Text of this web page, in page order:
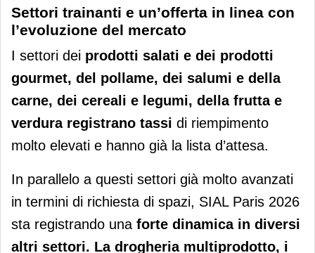
Settori trainanti e un’offerta in linea con
l’evoluzione del mercato
I settori dei prodotti salati e dei prodotti
gourmet, del pollame, dei salumi e della
carne, dei cereali e legumi, della frutta e
verdura registrano tassi di riempimento
molto elevati e hanno già la lista d’attesa.
In parallelo a questi settori già molto avanzati
in termini di richiesta di spazi, SIAL Paris 2026
sta registrando una forte dinamica in diversi
altri settori. La drogheria multiprodotto, i